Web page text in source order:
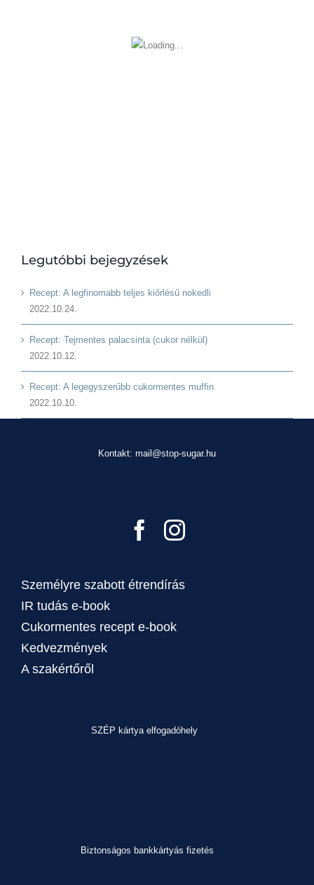
Legutóbbi bejegyzések
Recept: A legfinomabb teljes kiőrlésű nokedli
2022.10.24.
Recept: Tejmentes palacsinta (cukor nélkül)
2022.10.12.
Recept: A legegyszerűbb cukormentes muffin
2022.10.10.
Kontakt: mail@stop-sugar.hu
Személyre szabott étrendírás
IR tudás e-book
Cukormentes recept e-book
Kedvezmények
A szakértőről
SZÉP kártya elfogadóhely
Biztonságos bankkártyás fizetés